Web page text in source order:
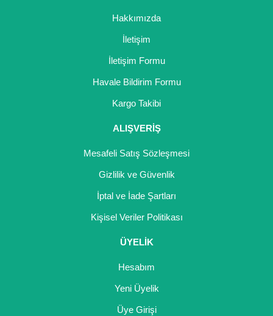
Hakkımızda
İletişim
İletişim Formu
Havale Bildirim Formu
Kargo Takibi
ALIŞVERİŞ
Mesafeli Satış Sözleşmesi
Gizlilik ve Güvenlik
İptal ve İade Şartları
Kişisel Veriler Politikası
ÜYELİK
Hesabım
Yeni Üyelik
Üye Girişi
Nadir Çeşit Meyveler